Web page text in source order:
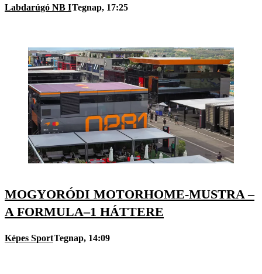
Labdarúgó NB ITegnap, 17:25
MOGYORÓDI MOTORHOME-MUSTRA –
A FORMULA–1 HÁTTERE
Képes SportTegnap, 14:09